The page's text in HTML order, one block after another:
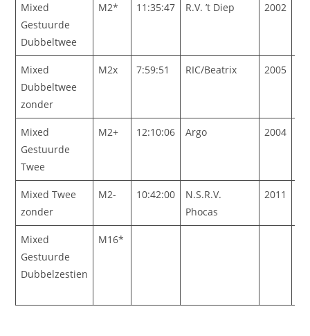
Mixed
Gestuurde
Dubbeltwee
M2* 11:35:47 R.V. ’t Diep 2002
Mixed
Dubbeltwee
zonder
M2x 7:59:51 RIC/Beatrix 2005
Mixed
Gestuurde
Twee
M2+ 12:10:06 Argo 2004
Mixed Twee
zonder
M2- 10:42:00
N.S.R.V.
Phocas
2011
Mixed
Gestuurde
Dubbelzestien
M16*